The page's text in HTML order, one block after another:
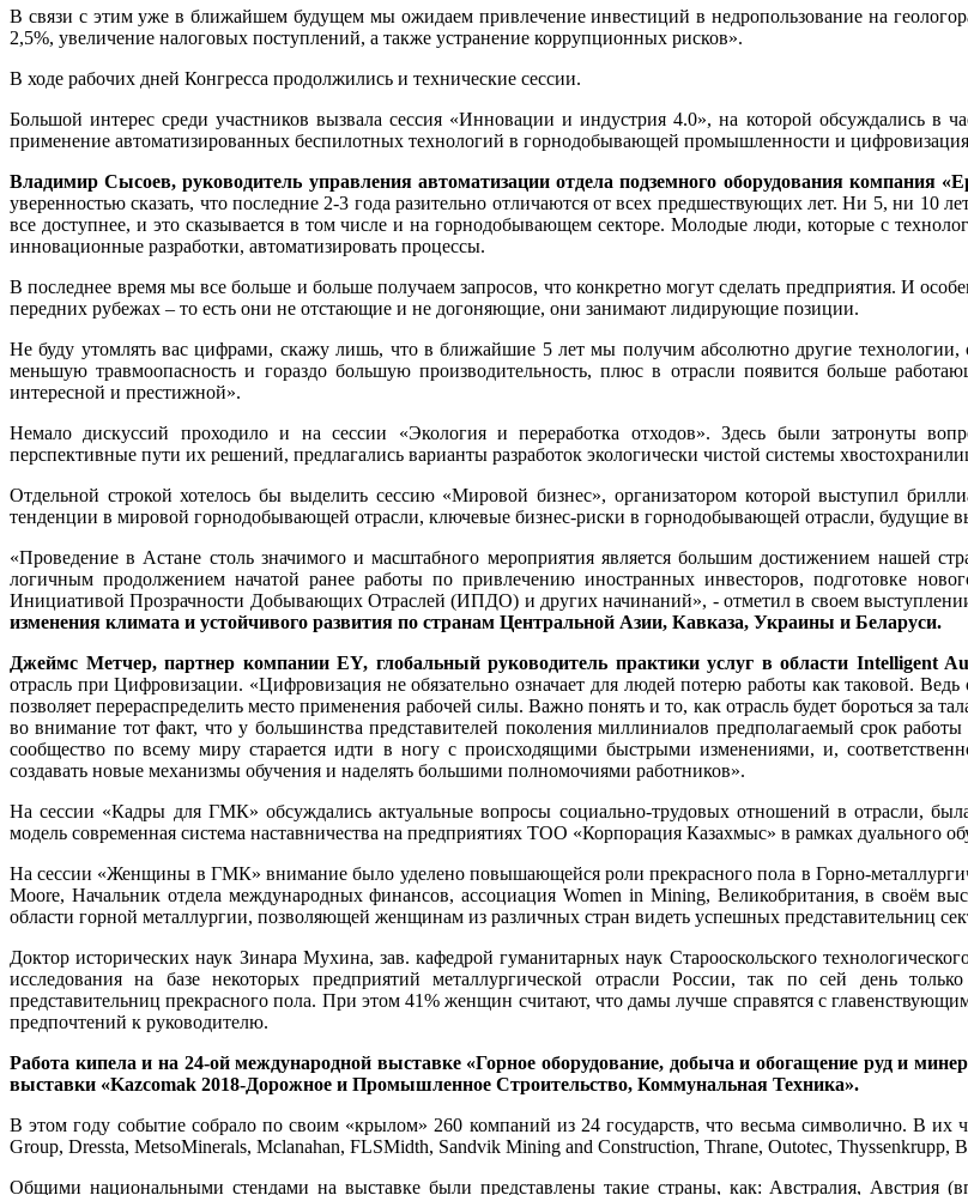
В связи с этим уже в ближайшем будущем мы ожидаем привлечение инвестиций в недропользование на
2,5%, увеличение налоговых поступлений, а также устранение коррупционных рисков».
В ходе рабочих дней Конгресса продолжились и технические сессии.
Большой интерес среди участников вызвала сессия «Инновации и индустрия 4.0», на которой обсуждались в
применение автоматизированных беспилотных технологий в горнодобывающей промышленности и
Владимир Сысоев, руководитель управления автоматизации отдела подземного оборудования компания
уверенностью сказать, что последние 2-3 года разительно отличаются от всех предшествующих лет. Ни 5, ни 10
все доступнее, и это сказывается в том числе и на горнодобывающем секторе. Молодые люди, которые с
инновационные разработки, автоматизировать процессы.
В последнее время мы все больше и больше получаем запросов, что конкретно могут сделать предприятия. И
передних рубежах – то есть они не отстающие и не догоняющие, они занимают лидирующие позиции.
Не буду утомлять вас цифрами, скажу лишь, что в ближайшие 5 лет мы получим абсолютно другие
меньшую травмоопасность и гораздо большую производительность, плюс в отрасли появится больше
интересной и престижной».
Немало дискуссий проходило и на сессии «Экология и переработка отходов». Здесь были затронуты
перспективные пути их решений, предлагались варианты разработок экологически чистой системы
Отдельной строкой хотелось бы выделить сессию «Мировой бизнес», организатором которой выступил
тенденции в мировой горнодобывающей отрасли, ключевые бизнес-риски в горнодобывающей отрасли, будущие
«Проведение в Астане столь значимого и масштабного мероприятия является большим достижением нашей
логичным продолжением начатой ранее работы по привлечению иностранных инвесторов, подготовке
Инициативой Прозрачности Добывающих Отраслей (ИПДО) и других начинаний», - отметил в своем
изменения климата и устойчивого развития по странам Центральной Азии, Кавказа, Украины и Беларуси.
Джеймс Метчер, партнер компании EY, глобальный руководитель практики услуг в области Intelligent
отрасль при Цифровизации. «Цифровизация не обязательно означает для людей потерю работы как таковой.
позволяет перераспределить место применения рабочей силы. Важно понять и то, как отрасль будет бороться
во внимание тот факт, что у большинства представителей поколения миллиниалов предполагаемый срок
сообщество по всему миру старается идти в ногу с происходящими быстрыми изменениями, и,
создавать новые механизмы обучения и наделять большими полномочиями работников».
На сессии «Кадры для ГМК» обсуждались актуальные вопросы социально-трудовых отношений в отрасли,
модель современная система наставничества на предприятиях ТОО «Корпорация Казахмыс» в рамках дуального
На сессии «Женщины в ГМК» внимание было уделено повышающейся роли прекрасного пола в Горно-
Moore, Начальник отдела международных финансов, ассоциация Women in Mining, Великобритания, в своём
области горной металлургии, позволяющей женщинам из различных стран видеть успешных представительниц
Доктор исторических наук Зинара Мухина, зав. кафедрой гуманитарных наук Старооскольского
исследования на базе некоторых предприятий металлургической отрасли России, так по сей день
представительниц прекрасного пола. При этом 41% женщин считают, что дамы лучше справятся с
предпочтений к руководителю.
Работа кипела и на 24-ой международной выставке «Горное оборудование, добыча и обогащение руд и
выставки «Kazcomak 2018-Дорожное и Промышленное Строительство, Коммунальная Техника».
В этом году событие собрало по своим «крылом» 260 компаний из 24 государств, что весьма символично. В их
Group, Dressta, MetsoMinerals, Mclanahan, FLSMidth, Sandvik Mining and Construction, Thrane, Outotec, Thyssenkrupp,
Общими национальными стендами на выставке были представлены такие страны, как: Австралия, Австрия